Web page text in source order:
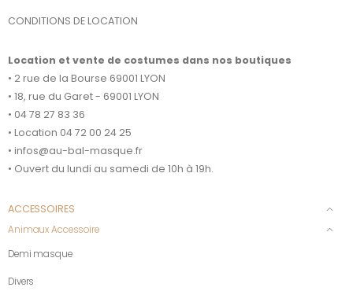
CONDITIONS DE LOCATION
Location et vente de costumes dans nos boutiques
• 2 rue de la Bourse 69001 LYON
• 18, rue du Garet - 69001 LYON
• 04 78 27 83 36
• Location 04 72 00 24 25
• infos@au-bal-masque.fr
• Ouvert du lundi au samedi de 10h à 19h.
ACCESSOIRES
Animaux Accessoire
Demi masque
Divers